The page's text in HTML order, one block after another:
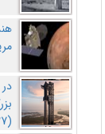
(27 مهر‌) چه اتفاقی افتاد؟